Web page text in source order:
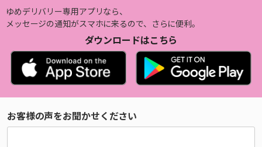
ゆめデリバリー専用アプリなら、
メッセージの通知がスマホに来るので、さらに便利。
ダウンロードはこちら
お客様の声をお聞かせください